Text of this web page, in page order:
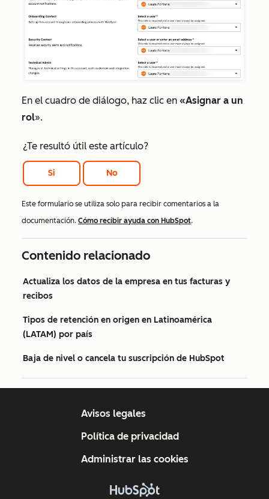
En el cuadro de diálogo, haz clic en «Asignar a un
rol».
¿Te resultó útil este artículo?
Si No
Este formulario se utiliza solo para recibir comentarios a la
documentación. Cómo recibir ayuda con HubSpot.
Contenido relacionado
Actualiza los datos de la empresa en tus facturas y
recibos
Tipos de retención en origen en Latinoamérica
(LATAM) por país
Baja de nivel o cancela tu suscripción de HubSpot
Avisos legales
Política de privacidad
Administrar las cookies